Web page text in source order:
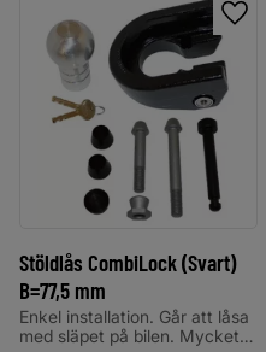
Stöldlås CombiLock (Svart)
B=77,5 mm
Enkel installation. Går att låsa
med släpet på bilen. Mycket